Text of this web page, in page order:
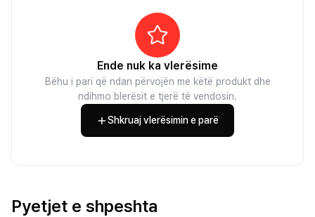
Ende nuk ka vlerësime
Bëhu i pari që ndan përvojën me këtë produkt dhe
ndihmo blerësit e tjerë të vendosin.
Shkruaj vlerësimin e parë
Pyetjet e shpeshta